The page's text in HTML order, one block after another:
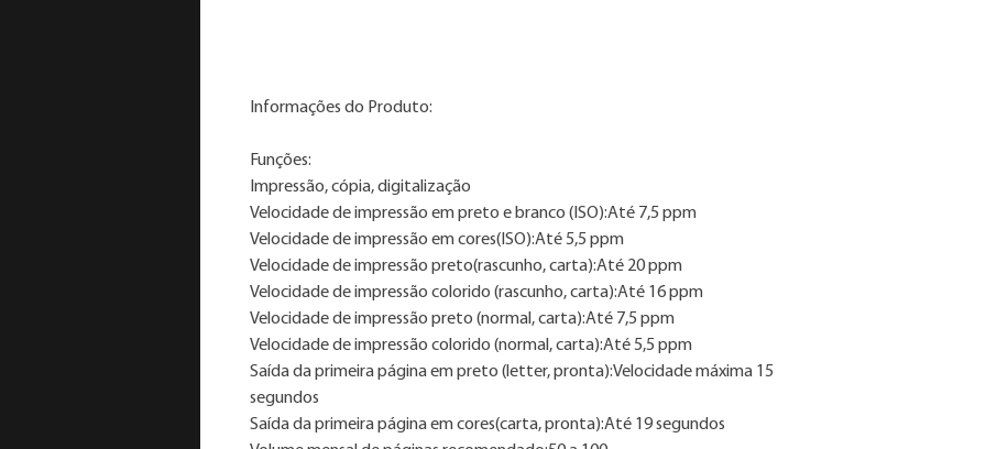
Informações do Produto:
Funções:
Impressão, cópia, digitalização
Velocidade de impressão em preto e branco (ISO):Até 7,5 ppm
Velocidade de impressão em cores(ISO):Até 5,5 ppm
Velocidade de impressão preto(rascunho, carta):Até 20 ppm
Velocidade de impressão colorido (rascunho, carta):Até 16 ppm
Velocidade de impressão preto (normal, carta):Até 7,5 ppm
Velocidade de impressão colorido (normal, carta):Até 5,5 ppm
Saída da primeira página em preto (letter, pronta):Velocidade máxima 15
segundos
Saída da primeira página em cores(carta, pronta):Até 19 segundos